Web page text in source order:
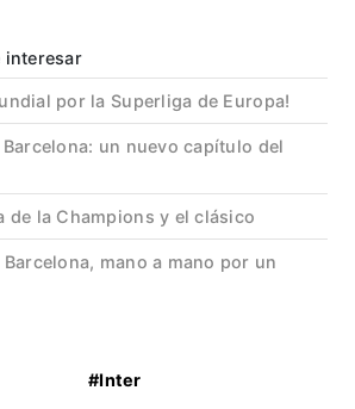
interesar
por la Superliga de Europa!
Barcelona: un nuevo capítulo del
de la Champions y el clásico
Barcelona, mano a mano por un
#Inter